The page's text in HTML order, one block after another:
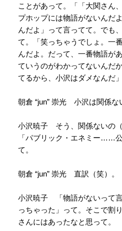
ことがあって。「「大関さん
プホップには物語がないんだ
んだよ」って言ってて。でも
て。「笑っちゃうでしょ。一
んだよ。だって、一番物語が
ていうのがわかってないんだ
てるから、小沢はダメなんだ
朝倉 “jun” 崇光 小沢は関係な
小沢暁子 そう、関係ないの（
「パブリック・エネミー……
て。
朝倉 “jun” 崇光 直訳（笑）。
小沢暁子 「物語がないって
っちゃった」って。そこで割
さんにはあったなと思って。